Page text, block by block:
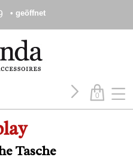
• geöffnet
0
Tasche